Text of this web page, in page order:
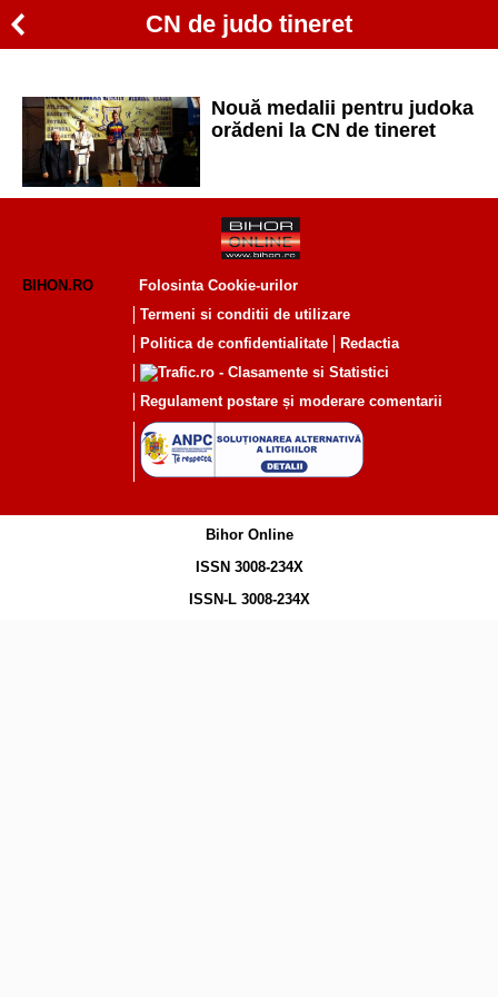
CN de judo tineret
Nouă medalii pentru judoka
orădeni la CN de tineret
BIHON.RO
Folosinta Cookie-urilor
Termeni si conditii de utilizare
Politica de confidentialitate
Redactia
Regulament postare și moderare comentarii
Bihor Online
ISSN 3008-234X
ISSN-L 3008-234X